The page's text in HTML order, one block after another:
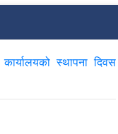
कार्यालयको स्थापना दिवस